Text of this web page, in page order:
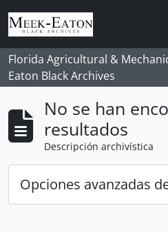
Skip to main content
Florida Agricultural &
Eaton Black Archives
No se han
resultados
Descripción archivística
Opciones avanzadas